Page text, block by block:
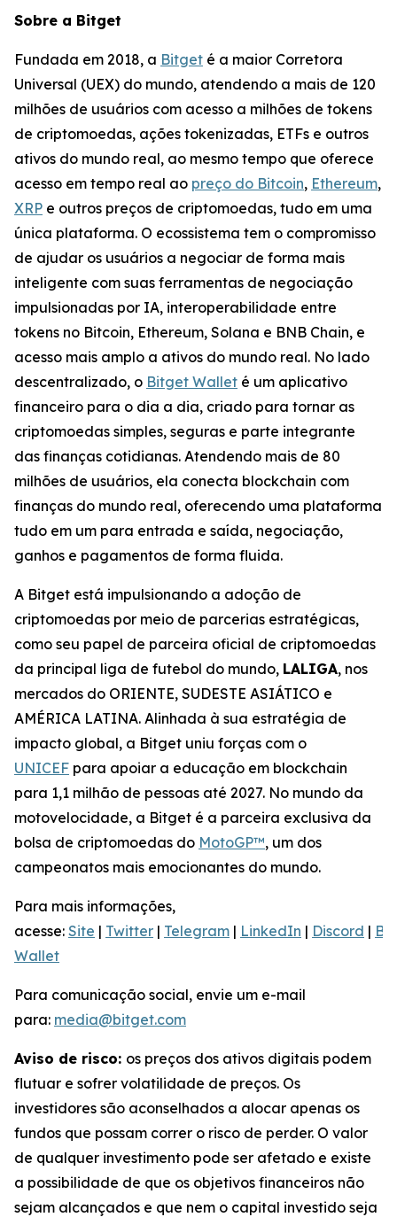
Sobre a Bitget
Fundada em 2018, a Bitget é a maior Corretora
Universal (UEX) do mundo, atendendo a mais de 120
milhões de usuários com acesso a milhões de tokens
de criptomoedas, ações tokenizadas, ETFs e outros
ativos do mundo real, ao mesmo tempo que oferece
acesso em tempo real ao preço do Bitcoin, Ethereum,
XRP e outros preços de criptomoedas, tudo em uma
única plataforma. O ecossistema tem o compromisso
de ajudar os usuários a negociar de forma mais
inteligente com suas ferramentas de negociação
impulsionadas por IA, interoperabilidade entre
tokens no Bitcoin, Ethereum, Solana e BNB Chain, e
acesso mais amplo a ativos do mundo real. No lado
descentralizado, o Bitget Wallet é um aplicativo
financeiro para o dia a dia, criado para tornar as
criptomoedas simples, seguras e parte integrante
das finanças cotidianas. Atendendo mais de 80
milhões de usuários, ela conecta blockchain com
finanças do mundo real, oferecendo uma plataforma
tudo em um para entrada e saída, negociação,
ganhos e pagamentos de forma fluida.
A Bitget está impulsionando a adoção de
criptomoedas por meio de parcerias estratégicas,
como seu papel de parceira oficial de criptomoedas
da principal liga de futebol do mundo, LALIGA, nos
mercados do ORIENTE, SUDESTE ASIÁTICO e
AMÉRICA LATINA. Alinhada à sua estratégia de
impacto global, a Bitget uniu forças com o
UNICEF para apoiar a educação em blockchain
para 1,1 milhão de pessoas até 2027. No mundo da
motovelocidade, a Bitget é a parceira exclusiva da
bolsa de criptomoedas do MotoGP™, um dos
campeonatos mais emocionantes do mundo.
Para mais informações,
acesse: Site | Twitter | Telegram | LinkedIn | Discord |
Wallet
Para comunicação social, envie um e-mail
para: media@bitget.com
Aviso de risco: os preços dos ativos digitais podem
flutuar e sofrer volatilidade de preços. Os
investidores são aconselhados a alocar apenas os
fundos que possam correr o risco de perder. O valor
de qualquer investimento pode ser afetado e existe
a possibilidade de que os objetivos financeiros não
sejam alcançados e que nem o capital investido seja